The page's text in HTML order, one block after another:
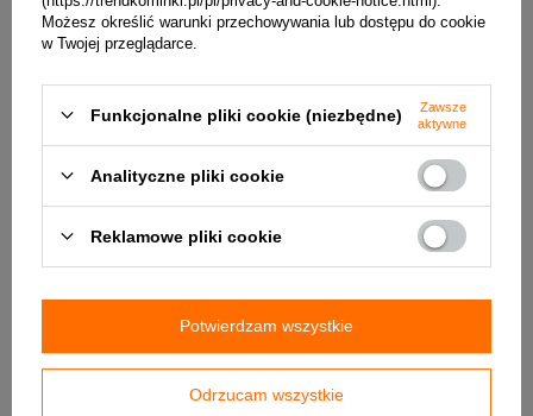
Inox-
Czysta stal nierdzewna, możliwie najbardziej
wytrzymała i odporna na wszystkie warunki atmosferyczne
Możesz określić warunki przechowywania lub dostępu do cookie
w Twojej przeglądarce.
Funkcjonalne pliki cookie (niezbędne)
Zawsze
aktywne
Analityczne pliki cookie
Reklamowe pliki cookie
Odrzucam wszystkie
Potwierdzam wszystkie